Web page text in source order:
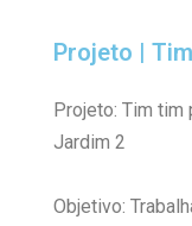
Projeto |
Projeto: Tim tim
Jardim 2
Objetivo: